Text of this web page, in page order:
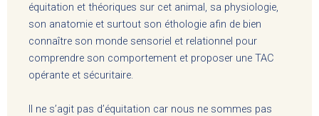
équitation et théoriques sur cet animal, sa physiologie,
son anatomie et surtout son éthologie afin de bien
connaître son monde sensoriel et relationnel pour
comprendre son comportement et proposer une TAC
opérante et sécuritaire.
Il ne s’agit pas d’équitation car nous ne sommes pas